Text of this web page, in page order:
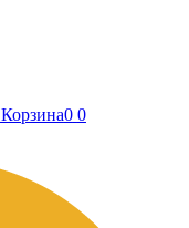
Корзина0 0